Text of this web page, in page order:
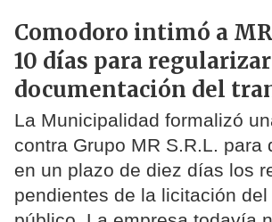
Comodoro intimó a
10 días para
documentación del
La Municipalidad formalizó
contra Grupo MR S.R.L. para
en un plazo de diez días los
pendientes de la licitación